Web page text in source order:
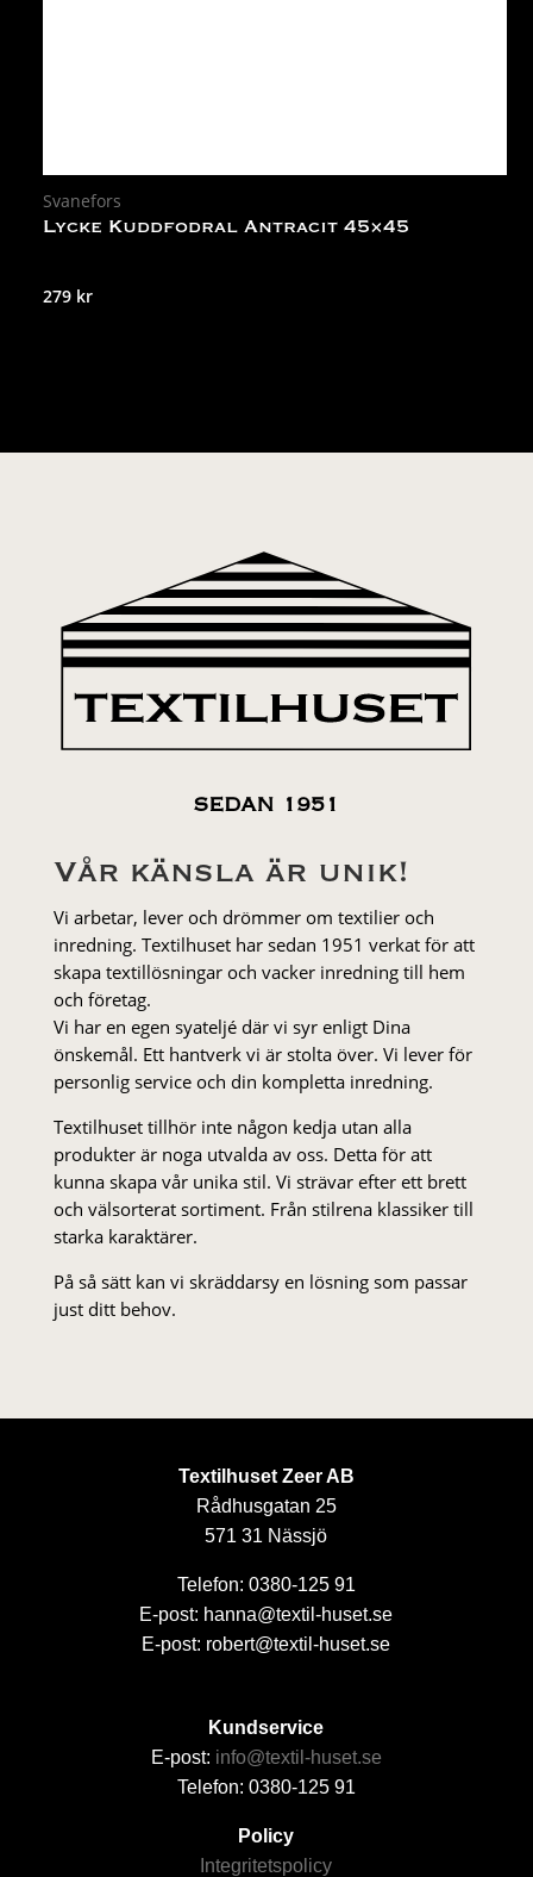
Svanefors
Lycke Kuddfodral Antracit 45×45
279 kr
SEDAN 1951
Vår känsla är unik!
Vi arbetar, lever och drömmer om textilier och
inredning. Textilhuset har sedan 1951 verkat för att
skapa textillösningar och vacker inredning till hem
och företag.
Vi har en egen syateljé där vi syr enligt Dina
önskemål. Ett hantverk vi är stolta över. Vi lever för
personlig service och din kompletta inredning.
Textilhuset tillhör inte någon kedja utan alla
produkter är noga utvalda av oss. Detta för att
kunna skapa vår unika stil. Vi strä­var efter ett brett
och välsorterat sor­ti­ment. Från stil­rena klas­siker till
starka karaktärer.
På så sätt kan vi skräddarsy en lösning som passar
just ditt behov.
Textilhuset Zeer AB
Rådhusgatan 25
571 31 Nässjö
Telefon: 0380-125 91
E-post: hanna@textil-huset.se
E-post: robert@textil-huset.se
Kundservice
E-post: info@textil-huset.se
Telefon: 0380-125 91
Policy
Integritetspolicy